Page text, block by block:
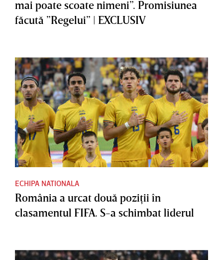
mai poate scoate nimeni”. Promisiunea
făcută ”Regelui” | EXCLUSIV
ECHIPA NATIONALA
România a urcat două poziţii în
clasamentul FIFA. S-a schimbat liderul